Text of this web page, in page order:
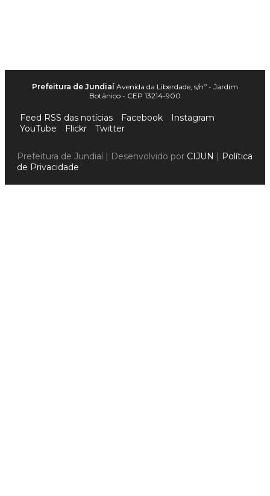
Prefeitura de Jundiaí Avenida da Liberdade, s/nº - Jardim
Botânico - CEP 13214-900
Feed RSS das notícias Facebook
Instagram
YouTube
Flickr Twitter
Prefeitura de Jundiaí | Desenvolvido por CIJUN | Política
de Privacidade